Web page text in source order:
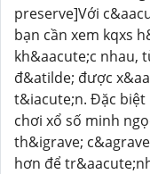
preserve]Với
bạn cần xem kqxs
kh&aacute;c nhau,
đ&atilde; được
t&iacute;n. Đặc
chơi xổ số minh
th&igrave;
hơn để